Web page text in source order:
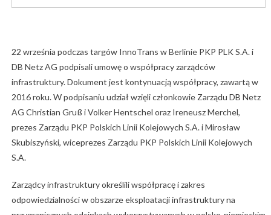
22 września podczas targów InnoTrans w Berlinie PKP PLK S.A. i
DB Netz AG podpisali umowę o współpracy zarządców
infrastruktury. Dokument jest kontynuacją współpracy, zawartą w
2016 roku. W podpisaniu udział wzięli członkowie Zarządu DB Netz
AG Christian Gruß i Volker Hentschel oraz Ireneusz Merchel,
prezes Zarządu PKP Polskich Linii Kolejowych S.A. i Mirosław
Skubiszyński, wiceprezes Zarządu PKP Polskich Linii Kolejowych
S.A.
Zarządcy infrastruktury określili współpracę i zakres
odpowiedzialności w obszarze eksploatacji infrastruktury na